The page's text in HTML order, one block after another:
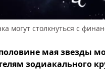
могут столкнуться с
мая звезды
зодиакального